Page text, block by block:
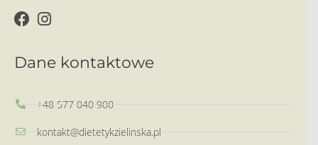
Dane kontaktowe
+48 577 040 900
kontakt@dietetykzielinska.pl